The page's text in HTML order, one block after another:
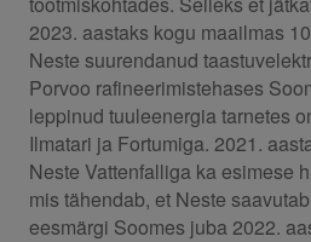
2023. aastaks kogu maailmas
Neste suurendanud
Porvoo rafineerimistehases
leppinud tuuleenergia tarnetes
Ilmatari ja Fortumiga. 2021.
Neste Vattenfalliga ka esimese
mis tähendab, et Neste
eesmärgi Soomes juba 2022.